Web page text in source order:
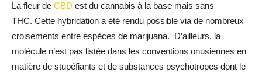
La fleur de CBD est du cannabis à la base mais sans
THC. Cette hybridation a été rendu possible via de nombreux
croisements entre espèces de marijuana. D’ailleurs, la
molécule n’est pas listée dans les conventions onusiennes en
matière de stupéfiants et de substances psychotropes dont le